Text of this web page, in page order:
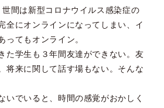
間は新型コロナウイルス感染症の
全にオンラインになってしまい、イ
ってもオンライン。
た学生も３年間友達ができない。友
将来に関して話す場もない。そんな
でいると、時間の感覚がおかしく